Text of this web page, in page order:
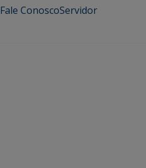
Fale ConoscoServidor